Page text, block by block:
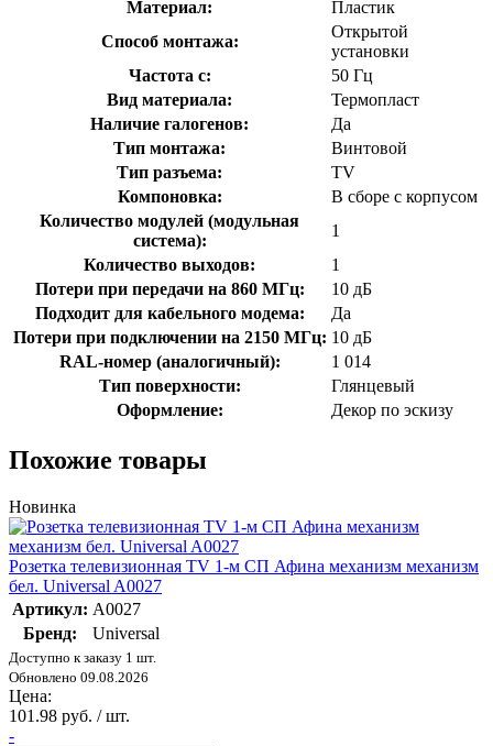
Материал:
Пластик
Способ монтажа:
Открытой
установки
Частота с:
50 Гц
Вид материала:
Термопласт
Наличие галогенов:
Да
Тип монтажа:
Винтовой
Тип разъема:
TV
Компоновка:
В сборе с корпусом
Количество модулей (модульная
система):
1
Количество выходов:
1
Потери при передачи на 860 МГц:
10 дБ
Подходит для кабельного модема:
Да
Потери при подключении на 2150 МГц: 10 дБ
RAL-номер (аналогичный):
1 014
Тип поверхности:
Глянцевый
Оформление:
Декор по эскизу
Похожие товары
Новинка
Розетка телевизионная TV 1-м СП Афина механизм механизм
бел. Universal A0027
Артикул: A0027
Бренд:
Universal
Доступно к заказу 1 шт.
Обновлено 09.08.2026
Цена:
101.98 руб. / шт.
-